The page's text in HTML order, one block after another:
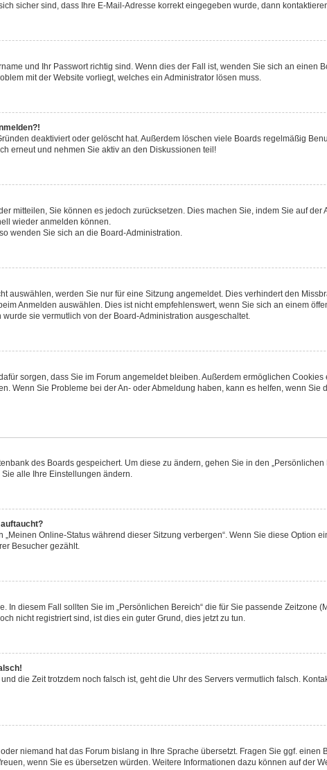
sicher sind, dass Ihre E-Mail-Adresse korrekt eingegeben wurde, dann
und Ihr Passwort richtig sind. Wenn dies der Fall ist, wenden Sie sich an einen
mit der Website vorliegt, welches ein Administrator lösen muss.
deaktiviert oder gelöscht hat. Außerdem löschen viele Boards regelmäßig
erneut und nehmen Sie aktiv an den Diskussionen teil!
mitteilen, Sie können es jedoch zurücksetzen. Dies machen Sie, indem Sie auf der
wieder anmelden können.
wenden Sie sich an die Board-Administration.
auswählen, werden Sie nur für eine Sitzung angemeldet. Dies verhindert den
Anmelden auswählen. Dies ist nicht empfehlenswert, wenn Sie sich an einem
sie vermutlich von der Board-Administration ausgeschaltet.
sorgen, dass Sie im Forum angemeldet bleiben. Außerdem ermöglichen
Wenn Sie Probleme bei der An- oder Abmeldung haben, kann es helfen, wenn Sie
des Boards gespeichert. Um diese zu ändern, gehen Sie in den
alle Ihre Einstellungen ändern.
Online-Status während dieser Sitzung verbergen“. Wenn Sie diese Option
Besucher gezählt.
diesem Fall sollten Sie im „Persönlichen Bereich“ die für Sie passende Zeitzone
nicht registriert sind, ist dies ein guter Grund, dies jetzt zu tun.
die Zeit trotzdem noch falsch ist, geht die Uhr des Servers vermutlich falsch.
niemand hat das Forum bislang in Ihre Sprache übersetzt. Fragen Sie ggf. einen
wenn Sie es übersetzen würden. Weitere Informationen dazu können auf der